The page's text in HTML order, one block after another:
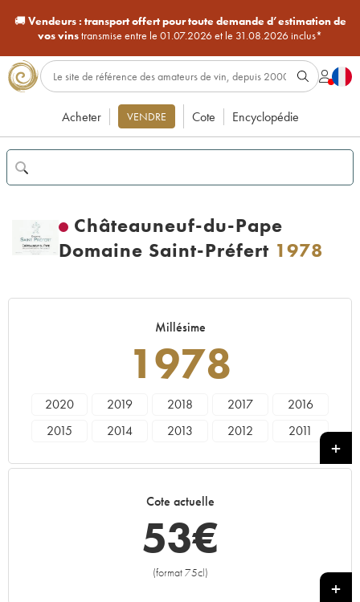
🚚Vendeurs : transport offert pour toute demande d’estimation de
vos vinstransmise entre le 01.07.2026 et le 31.08.2026 inclus*
Acheter VENDRE Cote Encyclopédie
Châteauneuf-du-Pape
Domaine Saint-Préfert 1978
Millésime
1978
2020 2019 2018 2017
2016
2015
2014 2013 2012
2011
1988
1979
Cote actuelle
53€
(format 75cl)
+